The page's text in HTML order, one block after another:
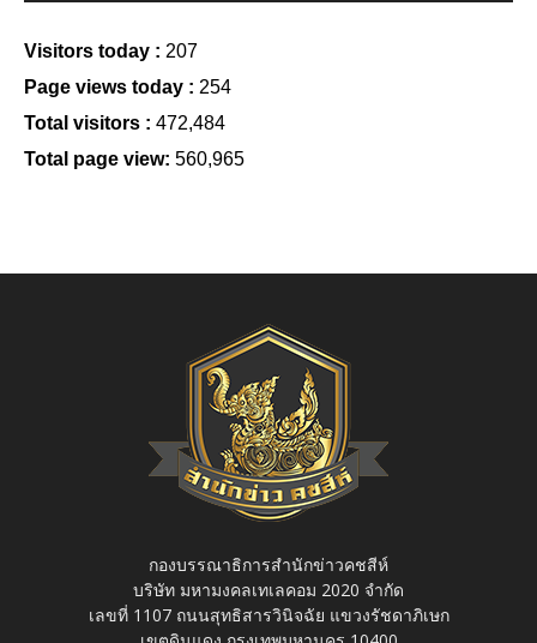
Visitors today : 207
Page views today : 254
Total visitors : 472,484
Total page view: 560,965
กองบรรณาธิการสำนักข่าวคชสีห์
บริษัท มหามงคลเทเลคอม 2020 จำกัด
เลขที่ 1107 ถนนสุทธิสารวินิจฉัย แขวงรัชดาภิเษก